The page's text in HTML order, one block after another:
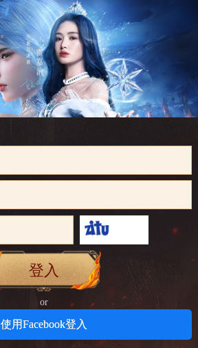
登入
or
使用Facebook登入